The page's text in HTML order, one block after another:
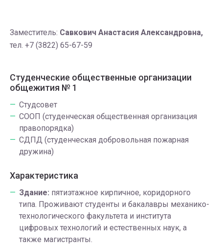
Заместитель: Савкович Анастасия Александровна,
тел. +7 (3822) 65-67-59
Студенческие общественные организации
общежития № 1
Студсовет
СООП (студенческая общественная организация
правопорядка)
СДПД (студенческая добровольная пожарная
дружина)
Характеристика
Здание: пятиэтажное кирпичное, коридорного
типа. Проживают студенты и бакалавры механико-
технологического факультета и института
цифровых технологий и естественных наук, а
также магистранты.